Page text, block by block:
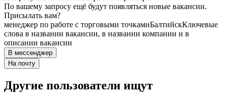
По вашему запросу ещё будут появляться новые вакансии.
Присылать вам?
менеджер по работе с торговыми точкамиБалтийскКлючевые
слова в названии вакансии, в названии компании и в
описании вакансии
В мессенджер
На почту
Другие пользователи ищут